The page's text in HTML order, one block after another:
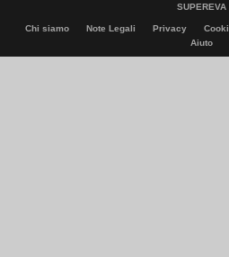
SUPEREVA
Chi siamo Note Legali Privacy
Aiuto